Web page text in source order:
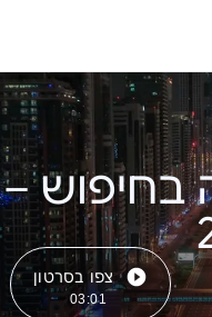
בחיפוש –
צפו בסרטון
03:01